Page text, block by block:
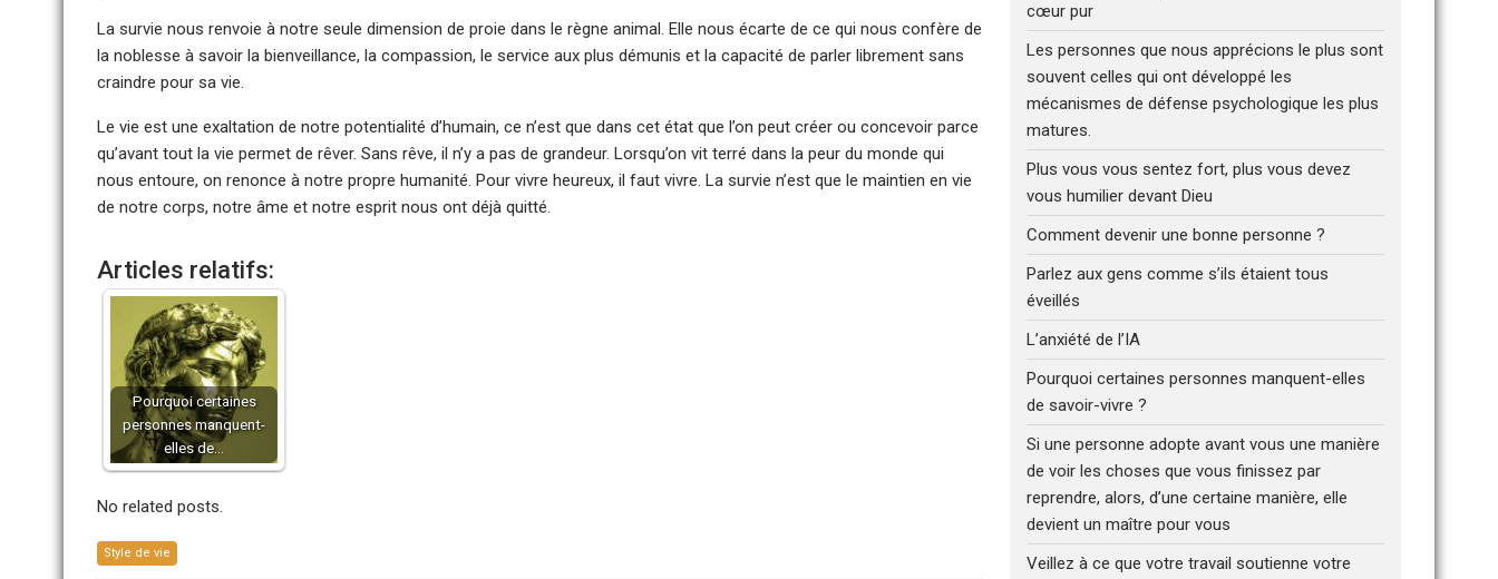
La survie nous renvoie à notre seule dimension de proie dans le règne animal. Elle nous écarte de ce qui nous confère de
la noblesse à savoir la bienveillance, la compassion, le service aux plus démunis et la capacité de parler librement sans
craindre pour sa vie.
Le vie est une exaltation de notre potentialité d’humain, ce n’est que dans cet état que l’on peut créer ou concevoir parce
qu’avant tout la vie permet de rêver. Sans rêve, il n’y a pas de grandeur. Lorsqu’on vit terré dans la peur du monde qui
nous entoure, on renonce à notre propre humanité. Pour vivre heureux, il faut vivre. La survie n’est que le maintien en vie
de notre corps, notre âme et notre esprit nous ont déjà quitté.
Articles relatifs:
Pourquoi certaines
personnes manquent-
elles de…
No related posts.
Style de vie
cœur pur
Les personnes que nous apprécions le plus sont
souvent celles qui ont développé les
mécanismes de défense psychologique les plus
matures.
Plus vous vous sentez fort, plus vous devez
vous humilier devant Dieu
Comment devenir une bonne personne ?
Parlez aux gens comme s’ils étaient tous
éveillés
L’anxiété de l’IA
Pourquoi certaines personnes manquent-elles
de savoir-vivre ?
Si une personne adopte avant vous une manière
de voir les choses que vous finissez par
reprendre, alors, d’une certaine manière, elle
devient un maître pour vous
Veillez à ce que votre travail soutienne votre